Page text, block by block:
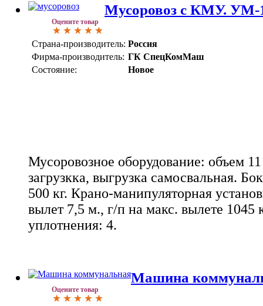
Оцените товар
Мусоровоз с КМУ. УМ-
Страна-производитель: Россия
Фирма-производитель: ГК СпецКомМаш
Состояние:
Новое
Мусоровозное оборудование: объем
загрузкка, выгрузка самосвальная.
500 кг. Крано-манипуляторная
вылет 7,5 м., г/п на макс. вылете 1045
уплотнения: 4.
Оцените товар
Машина